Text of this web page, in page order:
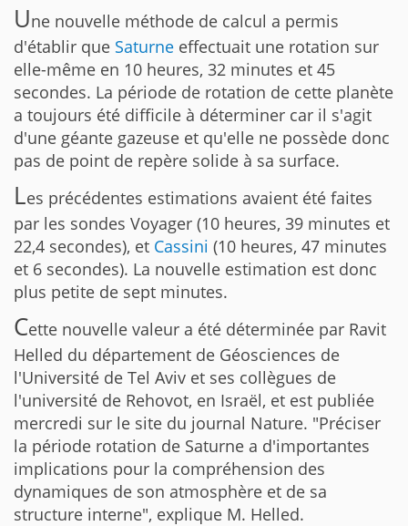
Une nouvelle méthode de calcul a permis
d'établir que Saturne effectuait une rotation sur
elle-même en 10 heures, 32 minutes et 45
secondes. La période de rotation de cette planète
a toujours été difficile à déterminer car il s'agit
d'une géante gazeuse et qu'elle ne possède donc
pas de point de repère solide à sa surface.
Les précédentes estimations avaient été faites
par les sondes Voyager (10 heures, 39 minutes et
22,4 secondes), et Cassini (10 heures, 47 minutes
et 6 secondes). La nouvelle estimation est donc
plus petite de sept minutes.
Cette nouvelle valeur a été déterminée par Ravit
Helled du département de Géosciences de
l'Université de Tel Aviv et ses collègues de
l'université de Rehovot, en Israël, et est publiée
mercredi sur le site du journal Nature. "Préciser
la période rotation de Saturne a d'importantes
implications pour la compréhension des
dynamiques de son atmosphère et de sa
structure interne", explique M. Helled.